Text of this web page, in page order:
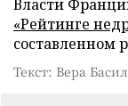
Власти
«Рейтинге
составленном
Текст: Вера